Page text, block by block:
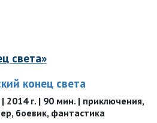
света»
конец света
2014 г. | 90 мин. | приключения,
боевик, фантастика